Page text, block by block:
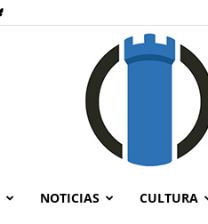
NOTICIAS CULTURA